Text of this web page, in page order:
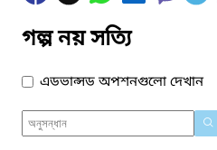
গল্প নয় সত্যি
এডভান্সড অপশনগুলো দেখান